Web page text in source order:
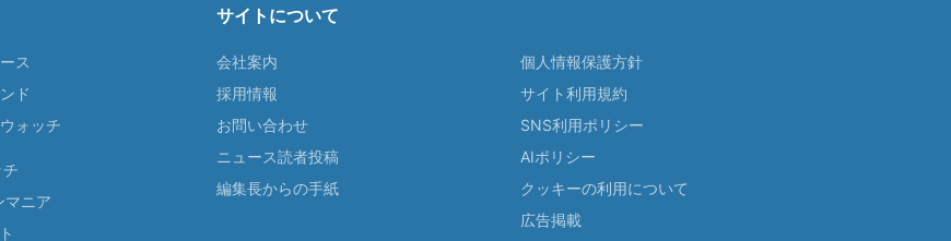
ス
ド
ォッチ
マニア
サイトについて
会社案内
採用情報
お問い合わせ
ニュース読者投稿
編集長からの手紙
個人情報保護方針
サイト利用規約
SNS利用ポリシー
AIポリシー
クッキーの利用について
広告掲載